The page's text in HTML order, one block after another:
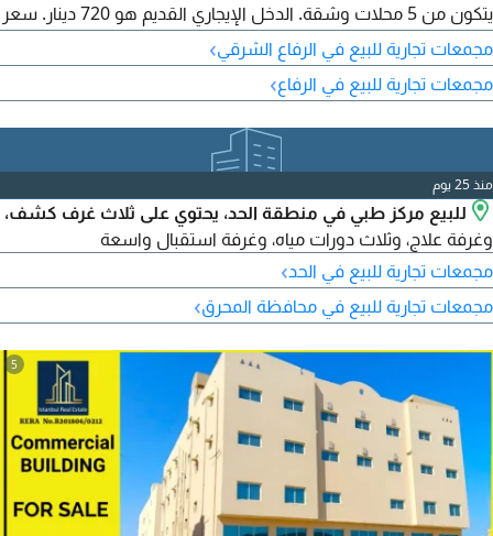
يتكون من 5 محلات وشقة. الدخل الإيجاري القديم هو 720 دينار. سعر
مجمعات تجارية للبيع في الرفاع الشرقي›
مجمعات تجارية للبيع في الرفاع›
منذ 25 يوم
للبيع مركز طبي في منطقة الحد، يحتوي على ثلاث غرف كشف،
وغرفة علاج، وثلاث دورات مياه، وغرفة استقبال واسعة
مجمعات تجارية للبيع في الحد›
مجمعات تجارية للبيع في محافظة المحرق›
5